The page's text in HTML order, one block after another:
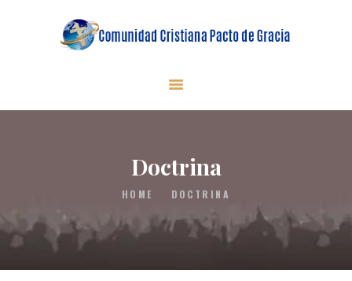
Doctrina
HOME DOCTRINA
INICIO
MINISTERIOS
DONACIONES
CONTACTO